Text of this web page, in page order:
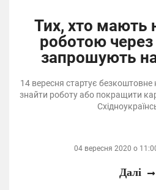
Тих, хто мають
роботою
запрошують
14 вересня стартує
знайти роботу або покращити
04 вересня 2020 о
Далі